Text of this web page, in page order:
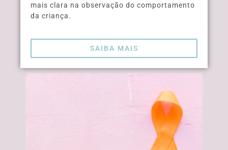
mais clara na observação do comportamento
da criança.
SAIBA MAIS